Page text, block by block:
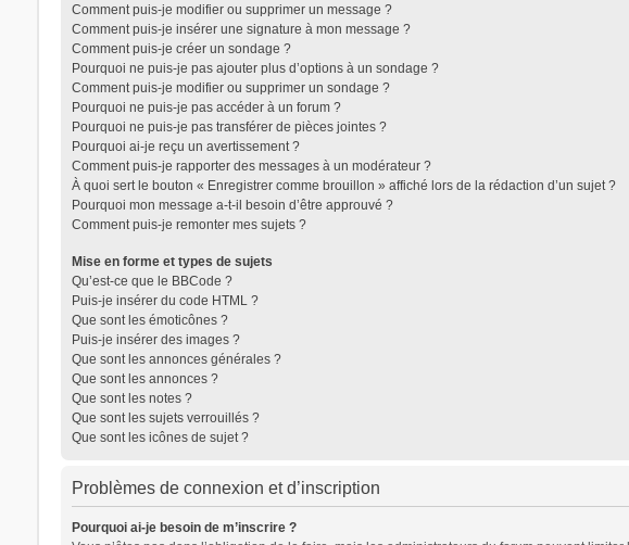
Comment puis-je modifier ou supprimer un message ?
Comment puis-je insérer une signature à mon message ?
Comment puis-je créer un sondage ?
Pourquoi ne puis-je pas ajouter plus d’options à un sondage ?
Comment puis-je modifier ou supprimer un sondage ?
Pourquoi ne puis-je pas accéder à un forum ?
Pourquoi ne puis-je pas transférer de pièces jointes ?
Pourquoi ai-je reçu un avertissement ?
Comment puis-je rapporter des messages à un modérateur ?
À quoi sert le bouton « Enregistrer comme brouillon » affiché lors de la rédaction d’un sujet ?
Pourquoi mon message a-t-il besoin d’être approuvé ?
Comment puis-je remonter mes sujets ?
Mise en forme et types de sujets
Qu’est-ce que le BBCode ?
Puis-je insérer du code HTML ?
Que sont les émoticônes ?
Puis-je insérer des images ?
Que sont les annonces générales ?
Que sont les annonces ?
Que sont les notes ?
Que sont les sujets verrouillés ?
Que sont les icônes de sujet ?
Problèmes de connexion et d’inscription
Pourquoi ai-je besoin de m’inscrire ?